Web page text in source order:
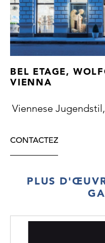
BEL ETAGE,
VIENNA
Viennese
CONTACTEZ
PLUS